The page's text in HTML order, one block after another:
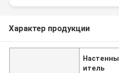
Характер продукции
итель